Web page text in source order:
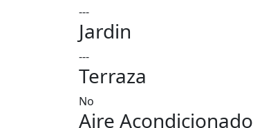
---
Jardin
---
Terraza
No
Aire Acondicionado